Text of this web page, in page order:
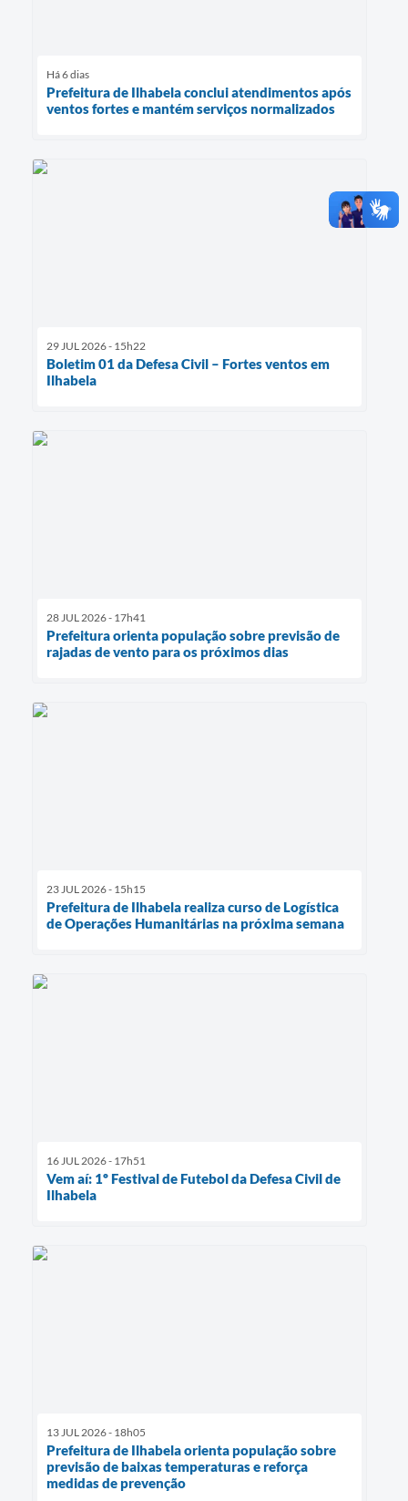
Há 6 dias
Prefeitura de Ilhabela conclui atendimentos após
ventos fortes e mantém serviços normalizados
29 JUL 2026 - 15h22
Boletim 01 da Defesa Civil – Fortes ventos em
Ilhabela
28 JUL 2026 - 17h41
Prefeitura orienta população sobre previsão de
rajadas de vento para os próximos dias
23 JUL 2026 - 15h15
Prefeitura de Ilhabela realiza curso de Logística
de Operações Humanitárias na próxima semana
16 JUL 2026 - 17h51
Vem aí: 1º Festival de Futebol da Defesa Civil de
Ilhabela
13 JUL 2026 - 18h05
Prefeitura de Ilhabela orienta população sobre
previsão de baixas temperaturas e reforça
medidas de prevenção